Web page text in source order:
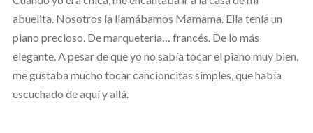
abuelita. Nosotros la llamábamos Mamama. Ella tenía un
piano precioso. De marquetería… francés. De lo más
elegante. A pesar de que yo no sabía tocar el piano muy bien,
me gustaba mucho tocar cancioncitas simples, que había
escuchado de aquí y allá.